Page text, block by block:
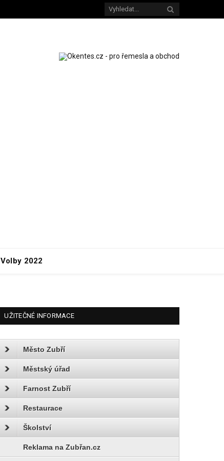
Volby 2022
UŽITEČNÉ INFORMACE
Město Zubří
Městský úřad
Farnost Zubří
Restaurace
Školství
Reklama na Zubřan.cz